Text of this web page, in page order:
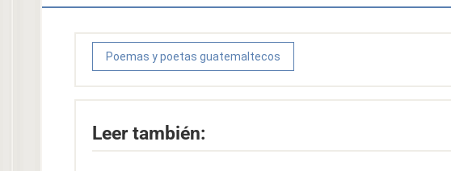
Poemas y poetas guatemaltecos
Leer también: